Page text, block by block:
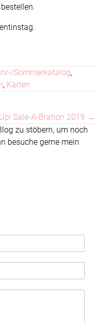
Sommerkatalog,
, Karten
Sale-A-Bration 2019 →
zu stöbern, um noch
besuche gerne mein